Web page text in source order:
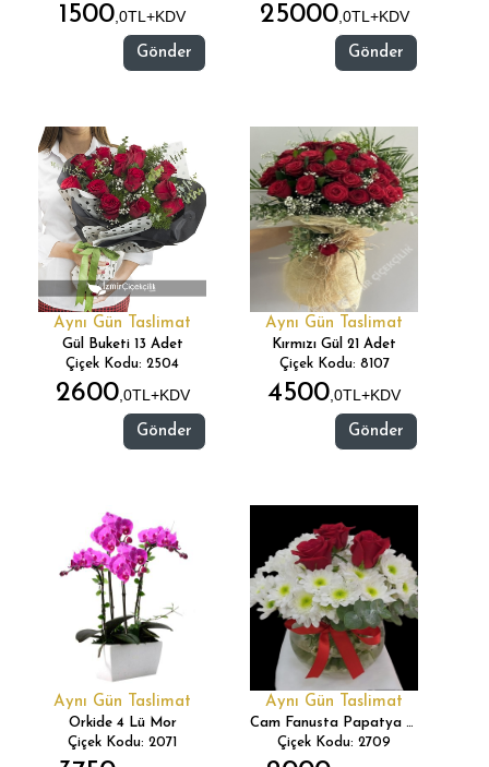
1500,0TL+KDV
Gönder
25000,0TL+KDV
Gönder
Aynı Gün Taslimat
Gül Buketi 13 Adet
Çiçek Kodu: 2504
2600,0TL+KDV
Gönder
Aynı Gün Taslimat
Kırmızı Gül 21 Adet
Çiçek Kodu: 8107
4500,0TL+KDV
Gönder
Aynı Gün Taslimat
Orkide 4 Lü Mor
Çiçek Kodu: 2071
Aynı Gün Taslimat
Cam Fanusta Papatya 3 Gül
Çiçek Kodu: 2709